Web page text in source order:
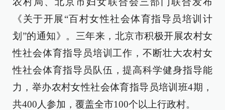
《关于开展“百村女性社会体育指导员培训计
划”的通知》 。 三年来， 北京市积极开展农村女
性社会体育指导员培训工作，不断壮大农村女
性社会体育指导员队伍 ，提高科学健身指导能
力 ， 举办农村女性社会体育指导员培训班4期，
共400人参加 ，覆盖全市100个以上行政村。